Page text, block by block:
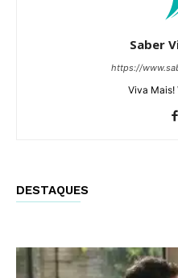
Saber
https://
Viva Mais!
DESTAQUES